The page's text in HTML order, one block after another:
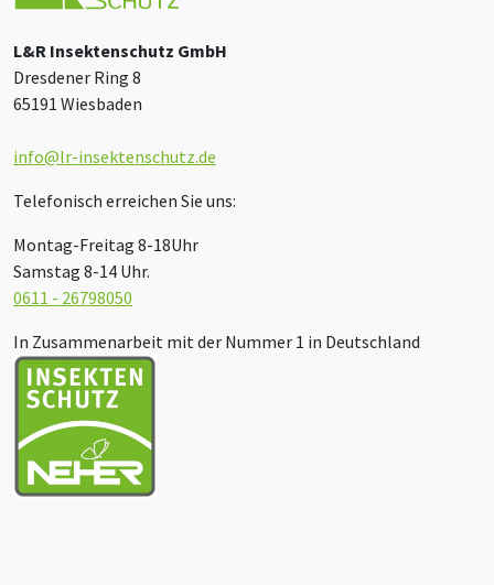
L&R Insektenschutz GmbH
Dresdener Ring 8
65191 Wiesbaden
info@lr-insektenschutz.de
Telefonisch erreichen Sie uns:
Montag-Freitag 8-18Uhr
Samstag 8-14 Uhr.
0611 - 26798050
In Zusammenarbeit mit der Nummer 1 in Deutschland